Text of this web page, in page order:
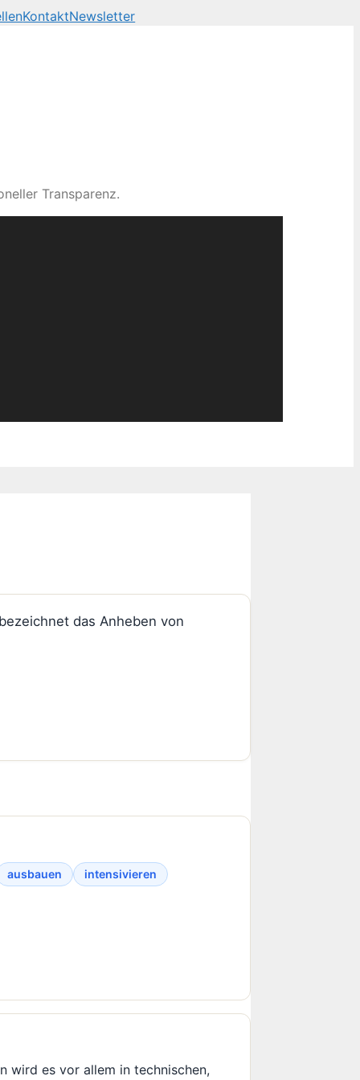
KontaktNewsletter
Transparenz.
das Anheben von
ausbauen intensivieren
wird es vor allem in technischen,